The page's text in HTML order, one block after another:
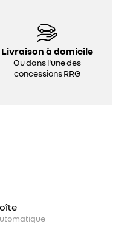
Livraison à domicile
Ou dans l'une des
concessions RRG